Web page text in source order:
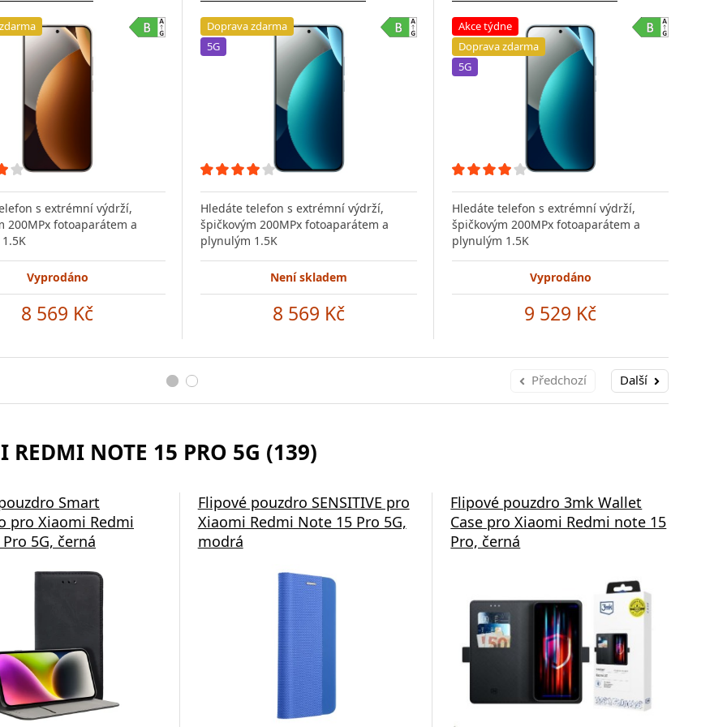
s extrémní výdrží,
200MPx fotoaparátem a
Vyprodáno
8 569 Kč
Doprava zdarma
5G
Hledáte telefon s extrémní výdrží,
špičkovým 200MPx fotoaparátem a
plynulým 1.5K
Není skladem
8 569 Kč
Akce týdne
Doprava zdarma
5G
Hledáte telefon s extrémní výdrží,
špičkovým 200MPx fotoaparátem a
plynulým 1.5K
Vyprodáno
9 529 Kč
Předchozí Další
REDMI NOTE 15 PRO 5G (139)
Smart
pro Xiaomi Redmi
5G, černá
Flipové pouzdro SENSITIVE pro
Xiaomi Redmi Note 15 Pro 5G,
modrá
Flipové pouzdro 3mk Wallet
Case pro Xiaomi Redmi note 15
Pro, černá